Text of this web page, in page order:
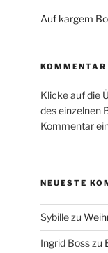
Auf kargem
Klicke auf die
des einzelnen
Kommentar
NEUESTE
Sybillezu
Ingrid Bosszu